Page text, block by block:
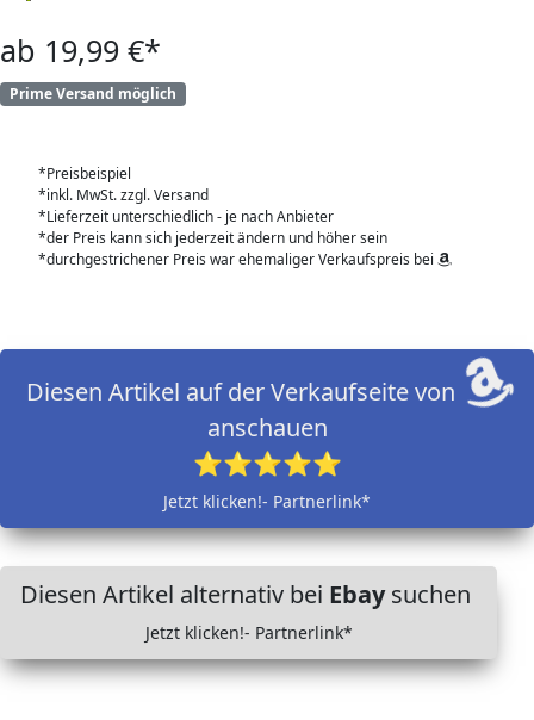
ab 19,99 €*
Prime Versand möglich
*Preisbeispiel
*inkl. MwSt. zzgl. Versand
*Lieferzeit unterschiedlich - je nach Anbieter
*der Preis kann sich jederzeit ändern und höher sein
*durchgestrichener Preis war ehemaliger Verkaufspreis bei
Diesen Artikel auf der Verkaufseite von
anschauen
⭐⭐⭐⭐⭐
Jetzt klicken!- Partnerlink*
Diesen Artikel alternativ bei Ebaysuchen
Jetzt klicken!- Partnerlink*